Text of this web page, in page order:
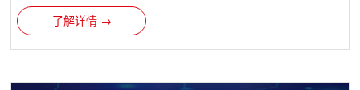
了解详情 →